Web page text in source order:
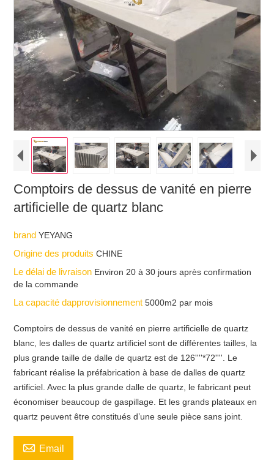
Comptoirs de dessus de vanité en pierre
artificielle de quartz blanc
brandYEYANG
Origine des produitsCHINE
Le délai de livraison Environ 20 à 30 jours après confirmation
de la commande
La capacité dapprovisionnement5000m2 par mois
Comptoirs de dessus de vanité en pierre artificielle de quartz
blanc, les dalles de quartz artificiel sont de différentes tailles, la
plus grande taille de dalle de quartz est de 126''''*72''''. Le
fabricant réalise la préfabrication à base de dalles de quartz
artificiel. Avec la plus grande dalle de quartz, le fabricant peut
économiser beaucoup de gaspillage. Et les grands plateaux en
quartz peuvent être constitués d’une seule pièce sans joint.
 Email